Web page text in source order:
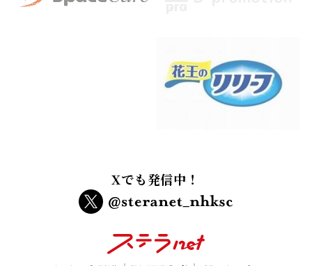
Xでも発信中！
個人情報保護方針
メルマガ規約
本サイトに掲載されている画像、イラスト及び記事の無断転載、使用はお断りいたしま